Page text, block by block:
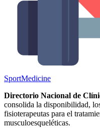
SportMedicine
Directorio Nacional de
consolida la disponibilidad,
fisioterapeutas para el
musculoesqueléticas.